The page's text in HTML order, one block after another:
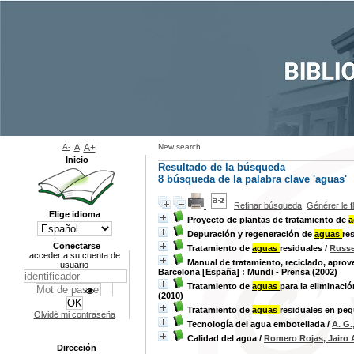
New search
Resultado de la búsqueda
8 búsqueda de la palabra clave 'aguas'
Refinar búsqueda Générer le
Proyecto de plantas de tratamiento de
Depuración y regeneración de aguas
Tratamiento de aguas residuales /
Manual de tratamiento, reciclado,
Barcelona [España] : Mundi - Prensa (2002)
Tratamiento de aguas para la
(2010)
Tratamiento de aguas residuales en
Tecnología del agua embotellada / A.
Calidad del agua / Romero Rojas, Jairo
A- A A+
Inicio
Elige idioma
Conectarse
acceder a su cuenta de
usuario
Olvidé mi contraseña
Dirección